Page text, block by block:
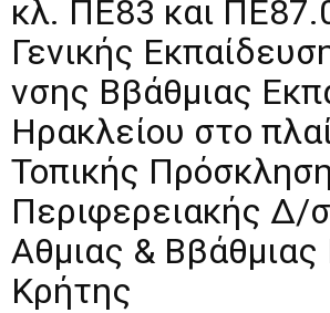
κλ. ΠΕ83 και
Γενικής
νσης Ββάθμιας
Ηρακλείου στο
Τοπικής
Περιφερειακής Δ/
Αθμιας & Ββάθμιας
Κρήτης